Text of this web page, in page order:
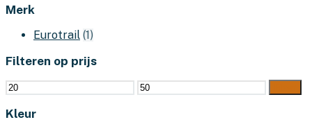
Merk
Eurotrail (1)
Filteren op prijs
Min.
prijs
Max.
prijs
Kleur